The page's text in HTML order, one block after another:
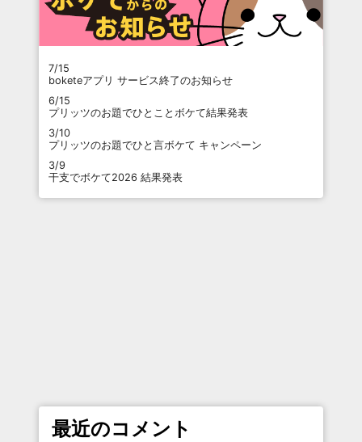
7/15
boketeアプリ サービス終了のお知らせ
6/15
プリッツのお題でひとことボケて結果発表
3/10
プリッツのお題でひと言ボケて キャンペーン
3/9
干支でボケて2026 結果発表
最近のコメント